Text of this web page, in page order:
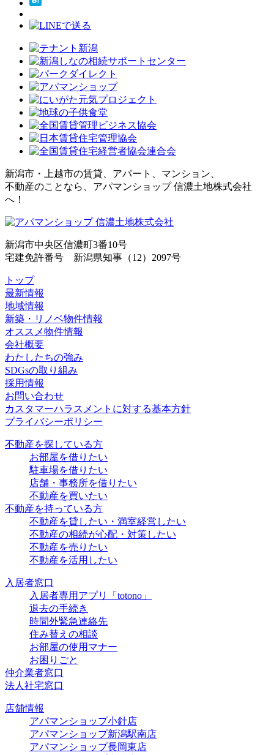
新潟市・上越市の賃貸、アパート、マンション、
不動産のことなら、アパマンショップ 信濃土地株式会社
へ！
新潟市中央区信濃町3番10号
宅建免許番号 新潟県知事（12）2097号
トップ
最新情報
地域情報
新築・リノベ物件情報
オススメ物件情報
会社概要
わたしたちの強み
SDGsの取り組み
採用情報
お問い合わせ
カスタマーハラスメントに対する基本方針
プライバシーポリシー
不動産を探している方
お部屋を借りたい
駐車場を借りたい
店舗・事務所を借りたい
不動産を買いたい
不動産を持っている方
不動産を貸したい・満室経営したい
不動産の相続が心配・対策したい
不動産を売りたい
不動産を活用したい
入居者窓口
入居者専用アプリ「totono」
退去の手続き
時間外緊急連絡先
住み替えの相談
お部屋の使用マナー
お困りごと
仲介業者窓口
法人社宅窓口
店舗情報
アパマンショップ小針店
アパマンショップ新潟駅南店
アパマンショップ長岡東店